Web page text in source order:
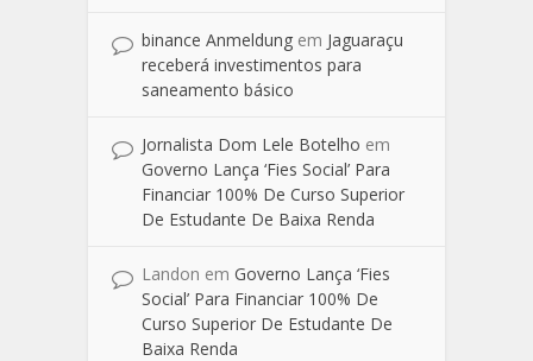
binance Anmeldung em Jaguaraçu
receberá investimentos para
saneamento básico
Jornalista Dom Lele Botelho em
Governo Lança ‘Fies Social’ Para
Financiar 100% De Curso Superior
De Estudante De Baixa Renda
Landon em Governo Lança ‘Fies
Social’ Para Financiar 100% De
Curso Superior De Estudante De
Baixa Renda